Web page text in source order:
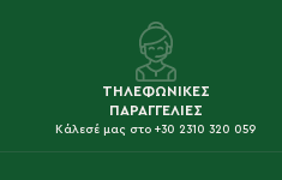
ΤΗΛΕΦΩΝΙΚΕΣ
ΠΑΡΑΓΓΕΛΙΕΣ
Κάλεσέ μας στο +30 2310 320 059